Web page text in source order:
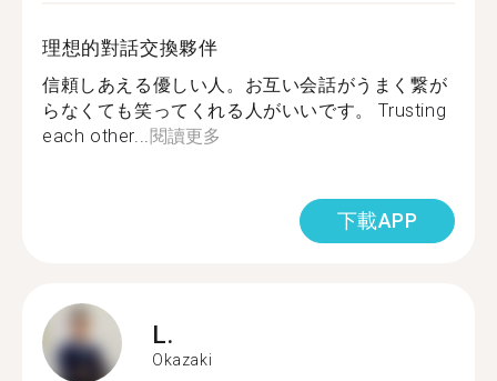
理想的對話交換夥伴
信頼しあえる優しい人。お互い会話がうまく繋が
らなくても笑ってくれる人がいいです。 Trusting
each other... 閱讀更多
下載APP
L.
Okazaki